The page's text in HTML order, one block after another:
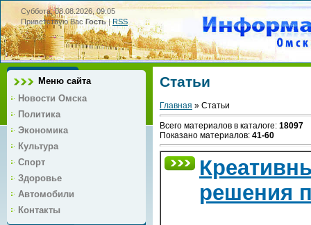
Суббота, 08.08.2026, 09:05
Приветствую Вас Гость|RSS
Меню сайта
Новости Омска
Политика
Экономика
Культура
Спорт
Здоровье
Автомобили
Контакты
Статьи
Главная » Статьи
Всего материалов в каталоге: 18097
Показано материалов: 41-60
решения